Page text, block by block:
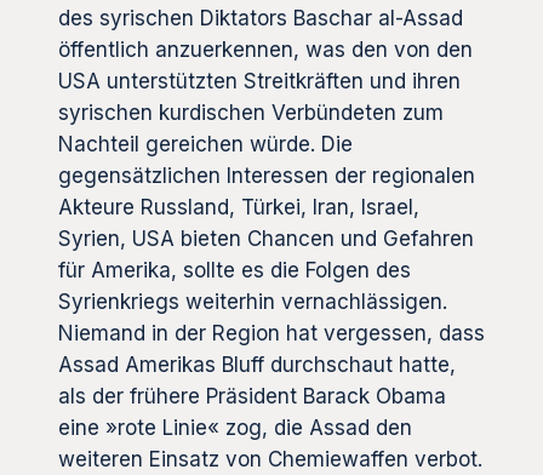
des syrischen Diktators Baschar al-Assad
öffentlich anzuerkennen, was den von den
USA unterstützten Streitkräften und ihren
syrischen kurdischen Verbündeten zum
Nachteil gereichen würde. Die
gegensätzlichen Interessen der regionalen
Akteure Russland, Türkei, Iran, Israel,
Syrien, USA bieten Chancen und Gefahren
für Amerika, sollte es die Folgen des
Syrienkriegs weiterhin vernachlässigen.
Niemand in der Region hat vergessen, dass
Assad Amerikas Bluff durchschaut hatte,
als der frühere Präsident Barack Obama
eine »rote Linie« zog, die Assad den
weiteren Einsatz von Chemiewaffen verbot.